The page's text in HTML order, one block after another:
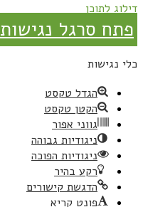
דילוג לתוכן
פתח סרגל נגישות
כלי נגישות
הגדל טקסט
הקטן טקסט
גווני אפור
ניגודיות גבוהה
ניגודיות הפוכה
רקע בהיר
הדגשת קישורים
פונט קריא